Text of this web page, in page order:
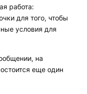
работа:
для того, чтобы
условия для
на
еще один